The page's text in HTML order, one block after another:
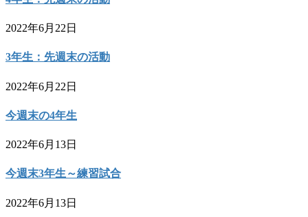
2022年6月22日
3年生：先週末の活動
2022年6月22日
今週末の4年生
2022年6月13日
今週末3年生～練習試合
2022年6月13日